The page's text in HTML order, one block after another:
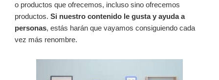
o productos que ofrecemos, incluso sino ofrecemos
productos. Si nuestro contenido le gusta y ayuda a
personas, estás harán que vayamos consiguiendo cada
vez más renombre.